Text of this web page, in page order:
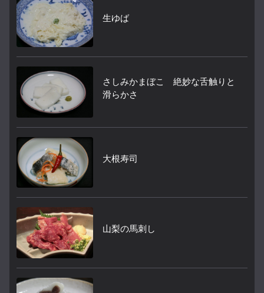
生ゆば
さしみかまぼこ 絶妙な舌触りと
滑らかさ
大根寿司
山梨の馬刺し